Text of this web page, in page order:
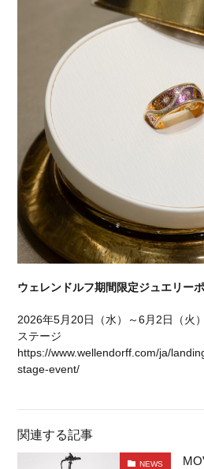
ウェレンドルフ期間限定ジュエリー
2026年5月20日（水）～6月2日（火
ステージ
https://www.wellendorff.com/ja/
stage-event/
関連する記事
NEWS